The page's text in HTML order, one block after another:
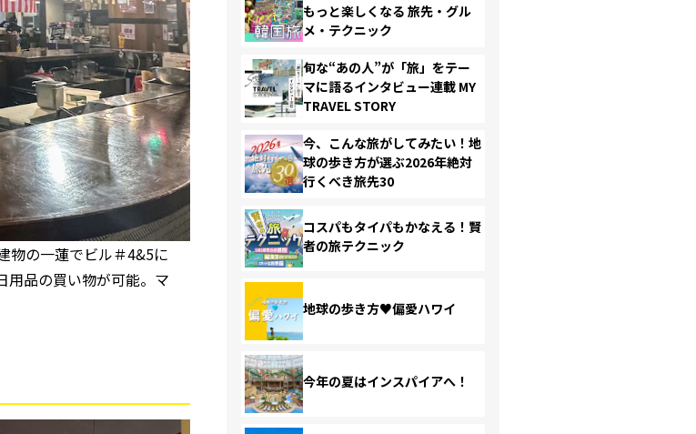
物の一蓮でビル＃4&5に
用品の買い物が可能。マ
もっと楽しくなる 旅先・グル
メ・テクニック
旬な“あの人”が「旅」をテー
マに語るインタビュー連載 MY
TRAVEL STORY
今、こんな旅がしてみたい！地
球の歩き方が選ぶ2026年絶対
行くべき旅先30
コスパもタイパもかなえる！賢
者の旅テクニック
地球の歩き方♥偏愛ハワイ
今年の夏はインスパイアへ！